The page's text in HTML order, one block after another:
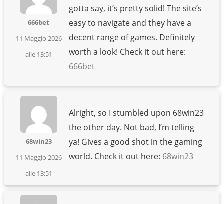
666bet
11 Maggio 2026
alle 13:51
gotta say, it’s pretty solid! The site’s
easy to navigate and they have a
decent range of games. Definitely
worth a look! Check it out here:
666bet
68win23
11 Maggio 2026
alle 13:51
Alright, so I stumbled upon 68win23
the other day. Not bad, I’m telling
ya! Gives a good shot in the gaming
world. Check it out here: 68win23